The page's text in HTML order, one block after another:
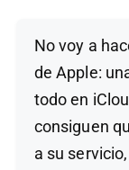
No voy a
de Apple:
todo en
consiguen
a su